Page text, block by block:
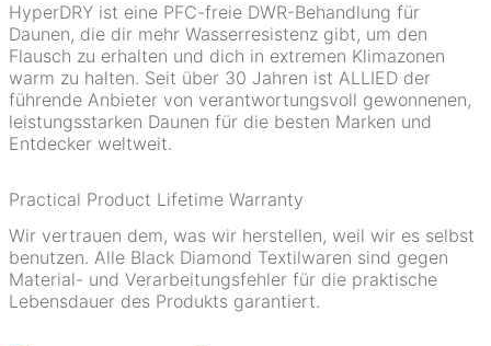
HyperDRY ist eine PFC-freie DWR-Behandlung für
Daunen, die dir mehr Wasserresistenz gibt, um den
Flausch zu erhalten und dich in extremen Klimazonen
warm zu halten. Seit über 30 Jahren ist ALLIED der
führende Anbieter von verantwortungsvoll gewonnenen,
leistungsstarken Daunen für die besten Marken und
Entdecker weltweit.
Practical Product Lifetime Warranty
Wir vertrauen dem, was wir herstellen, weil wir es selbst
benutzen. Alle Black Diamond Textilwaren sind gegen
Material- und Verarbeitungsfehler für die praktische
Lebensdauer des Produkts garantiert.